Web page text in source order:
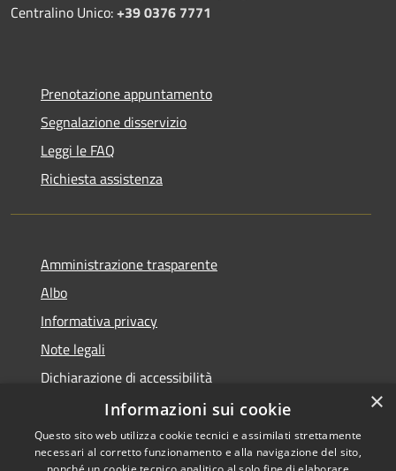
Centralino Unico:+39 0376 7771
Prenotazione appuntamento
Segnalazione disservizio
Leggi le FAQ
Richiesta assistenza
Amministrazione trasparente
Albo
Informativa privacy
Note legali
Dichiarazione di accessibilità
Piano di miglioramento
×
Informazioni sui cookie
Questo sito web utilizza cookie tecnici e assimilati strettamente
necessari al corretto funzionamento e alla navigazione del sito,